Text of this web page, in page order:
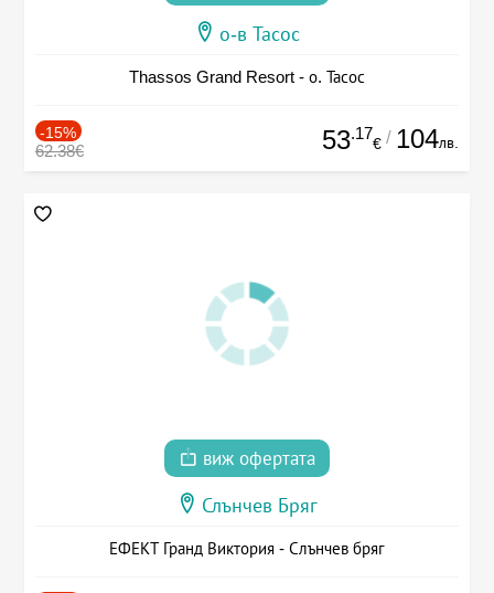
о-в Тасос
Thassos Grand Resort - о. Тасос
-15%
62.38€ 53.17
€ / 104лв.
виж офертата
Слънчев Бряг
ЕФЕКТ Гранд Виктория - Слънчев бряг